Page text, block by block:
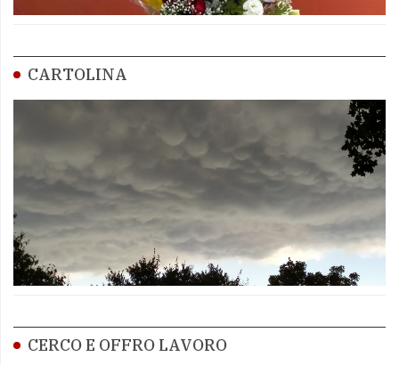
CARTOLINA
CERCO E OFFRO LAVORO